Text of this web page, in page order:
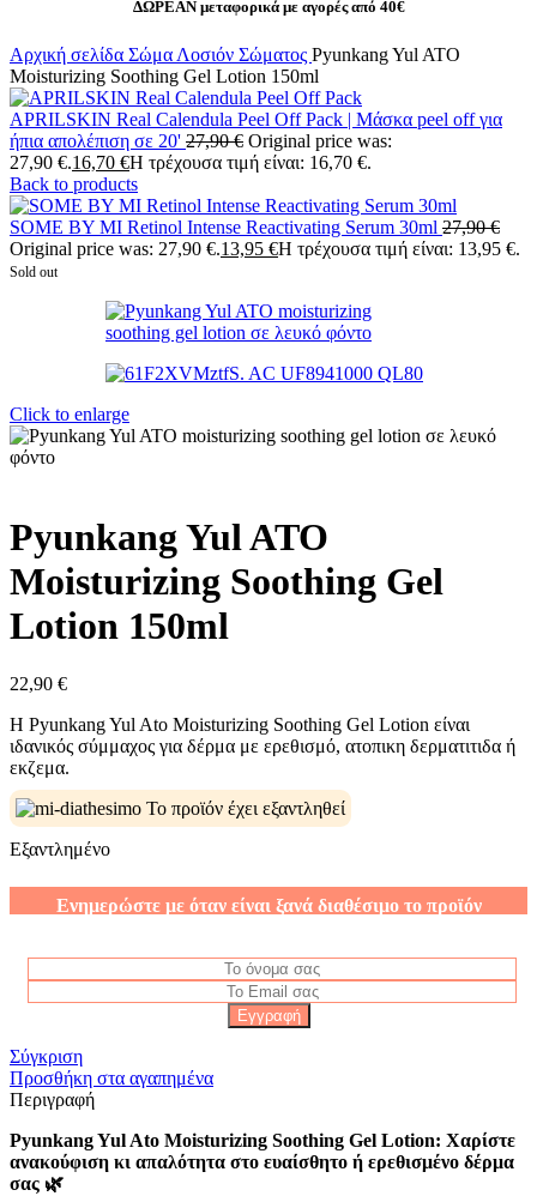
ΔΩΡΕΑΝ μεταφορικά με αγορές από 40€
Αρχική σελίδα Σώμα Λοσιόν Σώματος Pyunkang Yul ATO
Moisturizing Soothing Gel Lotion 150ml
APRILSKIN Real Calendula Peel Off Pack | Μάσκα peel off για
ήπια απολέπιση σε 20' 27,90€ Original price was:
27,90 €.16,70 €Η τρέχουσα τιμή είναι: 16,70 €.
Back to products
SOME BY MI Retinol Intense Reactivating Serum 30ml 27,90€
Original price was: 27,90 €.13,95 €Η τρέχουσα τιμή είναι: 13,95 €.
Sold out
Click to enlarge
Pyunkang Yul ATO
Moisturizing Soothing Gel
Lotion 150ml
22,90 €
Η Pyunkang Yul Ato Moisturizing Soothing Gel Lotion είναι
ιδανικός σύμμαχος για δέρμα με ερεθισμό, ατοπικη δερματιτιδα ή
εκζεμα.
Το προϊόν έχει εξαντληθεί
Εξαντλημένο
Ενημερώστε με όταν είναι ξανά διαθέσιμο το προϊόν
Σύγκριση
Προσθήκη στα αγαπημένα
Περιγραφή
Pyunkang Yul Ato Moisturizing Soothing Gel Lotion: Χαρίστε
ανακούφιση κι απαλότητα στο ευαίσθητο ή ερεθισμένο δέρμα
σας 🌿